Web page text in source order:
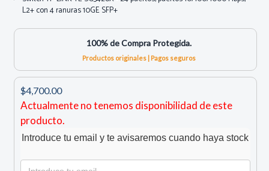
L2+ con 4 ranuras 10GE SFP+
100% de Compra Protegida.
Productos originales | Pagos seguros
$4,700.00
Actualmente no tenemos disponibilidad de este
producto.
Introduce tu email y te avisaremos cuando haya stock